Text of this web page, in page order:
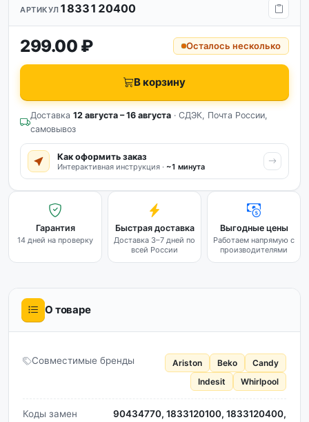
АРТИКУЛ 1833120400
299.00 ₽ Осталось несколько
В корзину
Доставка 12 августа – 16 августа · СДЭК, Почта России,
самовывоз
Как оформить заказ
Интерактивная инструкция · ~1 минута
Гарантия
14 дней на проверку
Быстрая доставка
Доставка 3–7 дней по
всей России
Выгодные цены
Работаем напрямую с
производителями
О товаре
Совместимые бренды Ariston Beko
Candy
Indesit
Whirlpool
Коды замен
90434770, 1833120100, 1833120400,